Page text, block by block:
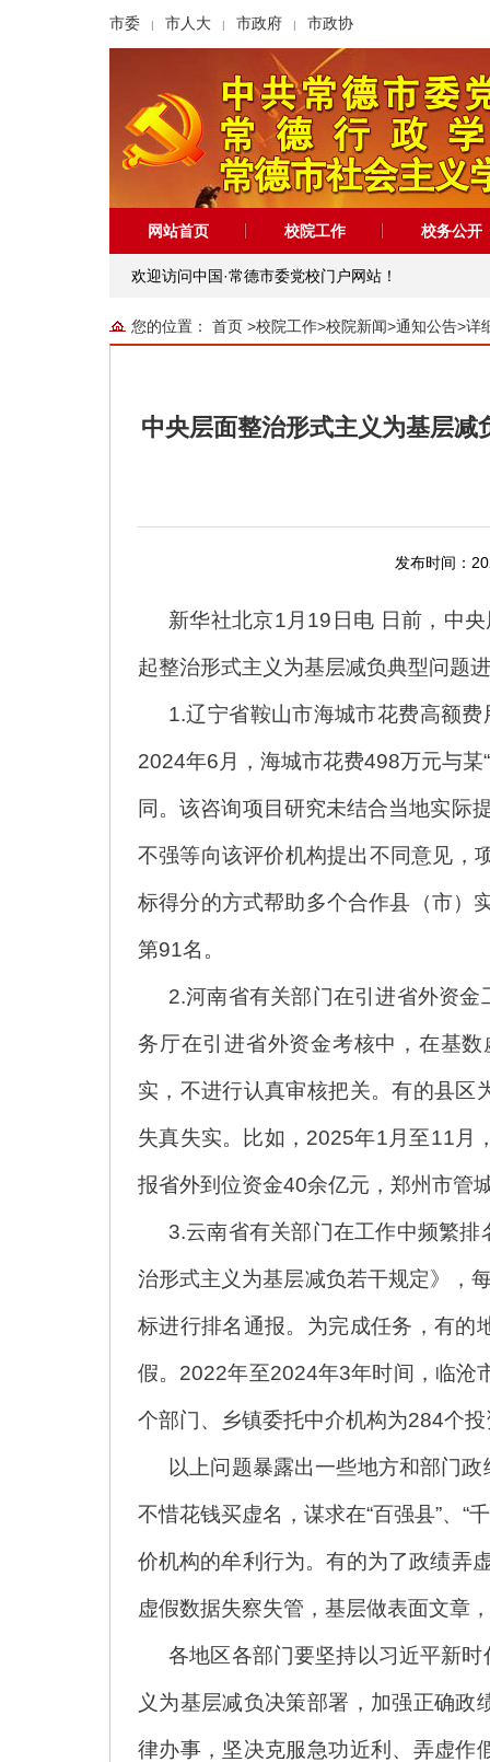
市委 | 市人大 | 市政府 | 市政协
网站首页 校院工作 校务公开
欢迎访问中国·常德市委党校门户网站！
您的位置： 首页 >校院工作>校院新闻>通知公告>详
中央层面整治形式主义为基层
发布时间：
新华社北京1月19日电 日前，中
起整治形式主义为基层减负典型问题
1.辽宁省鞍山市海城市花费高额
2024年6月，海城市花费498万元与某
同。该咨询项目研究未结合当地实际
不强等向该评价机构提出不同意见，
标得分的方式帮助多个合作县（市）
第91名。
2.河南省有关部门在引进省外资
务厅在引进省外资金考核中，在基
实，不进行认真审核把关。有的县区
失真失实。比如，2025年1月至11月
报省外到位资金40余亿元，郑州市管
3.云南省有关部门在工作中频繁
治形式主义为基层减负若干规定》，
标进行排名通报。为完成任务，有的
假。2022年至2024年3年时间，临沧
个部门、乡镇委托中介机构为284个
以上问题暴露出一些地方和部门
不惜花钱买虚名，谋求在“百强县”、“
价机构的牟利行为。有的为了政绩弄
虚假数据失察失管，基层做表面文章
各地区各部门要坚持以习近平新
义为基层减负决策部署，加强正确
律办事，坚决克服急功近利、弄虚作